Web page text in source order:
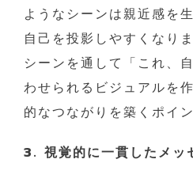
ようなシーンは親近感を
自己を投影しやすくなり
シーンを通して「これ、
わせられるビジュアルを
的なつながりを築くポイン
3. 視覚的に一貫したメッ